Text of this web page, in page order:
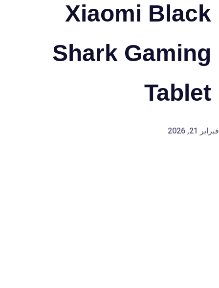
Xiaomi Black
Shark Gaming
Tablet
فبراير 21, 2026